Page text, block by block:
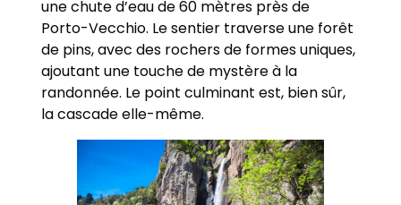
une chute d’eau de 60 mètres près de
Porto-Vecchio. Le sentier traverse une forêt
de pins, avec des rochers de formes uniques,
ajoutant une touche de mystère à la
randonnée. Le point culminant est, bien sûr,
la cascade elle-même.